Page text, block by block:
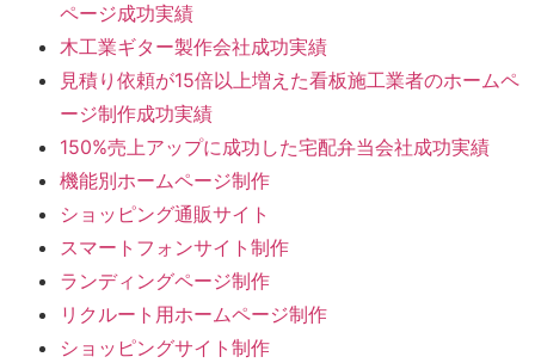
ページ成功実績
木工業ギター製作会社成功実績
見積り依頼が15倍以上増えた看板施工業者のホームペ
ージ制作成功実績
150%売上アップに成功した宅配弁当会社成功実績
機能別ホームページ制作
ショッピング通販サイト
スマートフォンサイト制作
ランディングページ制作
リクルート用ホームページ制作
ショッピングサイト制作